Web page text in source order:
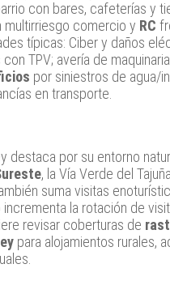
con bares, cafeterías y
multirriesgo comercio y RC
típicas: Ciber y daños
TPV; avería de
por siniestros de agua/
en transporte.
destaca por su entorno
, la Vía Verde del
suma visitas
incrementa la rotación de
revisar coberturas de
para alojamientos rurales,